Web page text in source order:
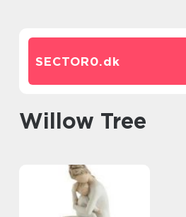
SECTOR0.dk
Willow Tree